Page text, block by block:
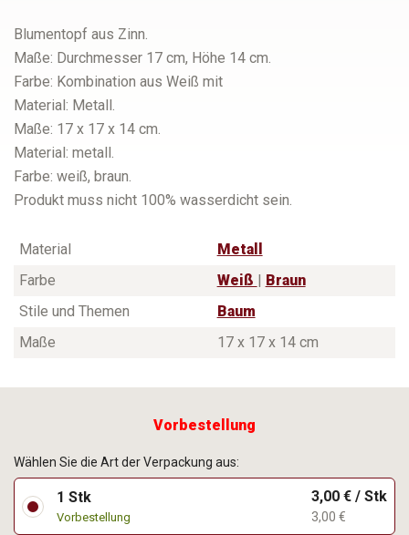
Blumentopf aus Zinn.
Maße: Durchmesser 17 cm, Höhe 14 cm.
Farbe: Kombination aus Weiß mit
Material: Metall.
Maße: 17 x 17 x 14 cm.
Material: metall.
Farbe: weiß, braun.
Produkt muss nicht 100% wasserdicht sein.
Material
Metall
Farbe
Weiß
Braun
Stile und Themen
Baum
Maße
17 x 17 x 14 cm
Vorbestellung
Wählen Sie die Art der Verpackung aus:
1 Stk
Vorbestellung
3,00 € / Stk
3,00 €